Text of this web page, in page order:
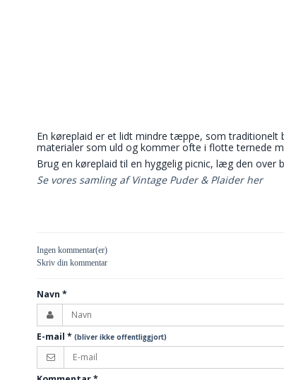
En køreplaid er et lidt mindre tæppe, som traditionelt
materialer som uld og kommer ofte i flotte ternede
Brug en køreplaid til en hyggelig picnic, læg den
Se vores samling af Vintage Puder & Plaider her
Ingen kommentar(er)
Skriv din kommentar
Navn *
E-mail * (bliver ikke offentliggjort)